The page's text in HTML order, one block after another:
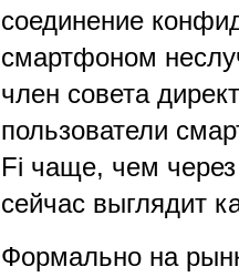
соединение
смартфоном
член совета
пользователи
Fi чаще, чем
сейчас выглядит
Формально на